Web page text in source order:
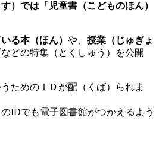
）では「児童書（こどものほん）
る本（ほん） や、 授業（じゅぎょ
どの特集（とくしゅう）を公開
ためのＩＤが配（くば）られま
IDでも電子図書館がつかえるよう